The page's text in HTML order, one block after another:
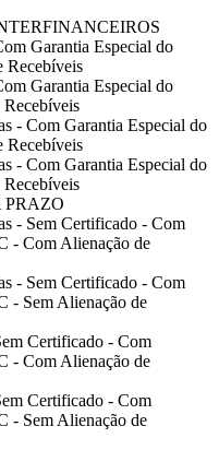
Garantia Especial do
Recebíveis
Garantia Especial do
- Com Garantia Especial do
Recebíveis
- Com Garantia Especial do
PRAZO
- Sem Certificado - Com
- Com Alienação de
- Sem Certificado - Com
- Sem Alienação de
Certificado - Com
- Com Alienação de
Certificado - Com
- Sem Alienação de